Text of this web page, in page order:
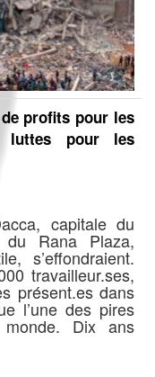
profits pour les
luttes pour les
capitale du
du Rana Plaza,
s’effondraient.
travailleur.ses,
présent.es dans
l’une des pires
monde. Dix ans